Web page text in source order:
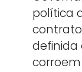
política
definida